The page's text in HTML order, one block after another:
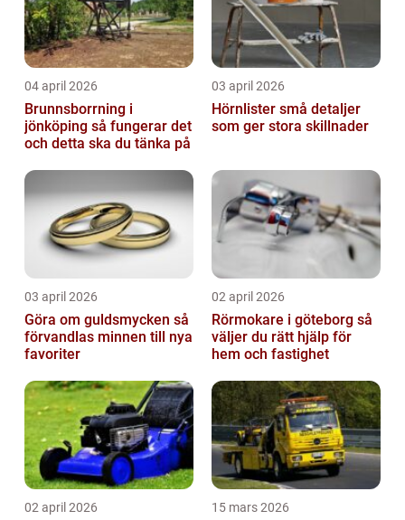
04 april 2026
Brunnsborrning i
jönköping så fungerar det
och detta ska du tänka på
03 april 2026
Hörnlister små detaljer
som ger stora skillnader
03 april 2026
Göra om guldsmycken så
förvandlas minnen till nya
favoriter
02 april 2026
Rörmokare i göteborg så
väljer du rätt hjälp för
hem och fastighet
02 april 2026 15 mars 2026